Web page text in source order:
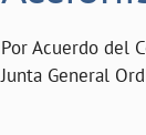
Por Acuerdo del
Junta General